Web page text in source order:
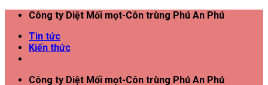
Công ty Diệt Mối mọt-Côn trùng Phú An Phú
Tin tức
Kiến thức
Công ty Diệt Mối mọt-Côn trùng Phú An Phú